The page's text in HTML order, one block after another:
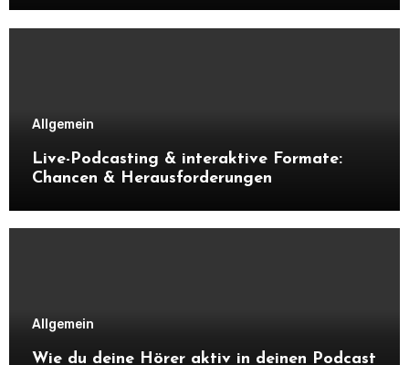
Allgemein
Live-Podcasting & interaktive Formate:
Chancen & Herausforderungen
Allgemein
Wie du deine Hörer aktiv in deinen Podcast